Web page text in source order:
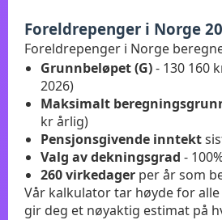
Foreldrepenger i Norge
Foreldrepenger i Norge
Grunnbeløpet (G)- 130 160
2026)
Maksimalt
kr årlig)
Pensjonsgivende inntekt
Valg av dekningsgrad -
260 virkedager per år som
Vår kalkulator tar høyde for
gir deg et nøyaktig estimat på